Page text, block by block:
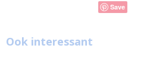
Save
Ook interessant